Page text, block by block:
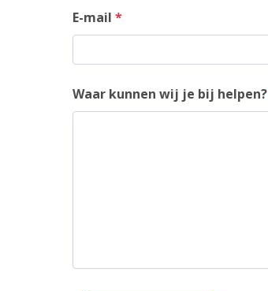
E-mail *
Waar kunnen wij je bij helpen?